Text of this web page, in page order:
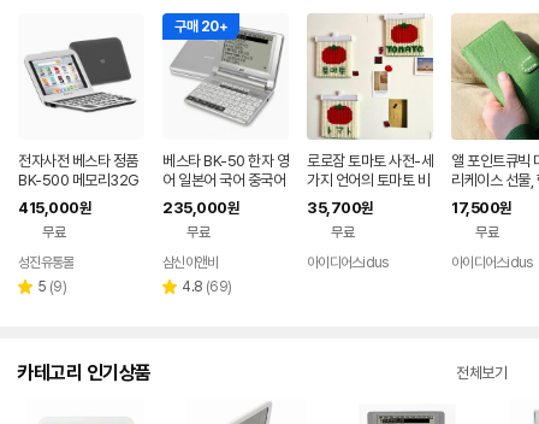
전자사전 베스타 정품
BK-500 메모리32G
B 영영 영어특화 옥스
포드 북웜 콜린스코빌
415,000원
무료
성진유통몰
별 5 리
(9)
구매 20+
베스타 BK-50 한자 영
어 일본어 국어 중국어
어학연수 한영 영영 독
일어 영어 전자사전
235,000원
무료
삼신이앤비
별 4.8 리
(69)
로로잠 토마토 사전-세
가지 언어의 토마토 비
즈발, 로로잠
35,700원
무료
아이디어스idus
앨 포인트큐빅
리케이스 선물,
무
17,500원
무료
아이디어스idus
카테고리 인기상품 전체보기